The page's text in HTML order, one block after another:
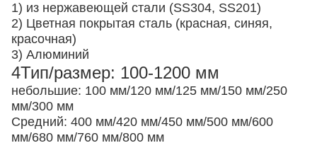
1) из нержавеющей стали (SS304, SS201)
2) Цветная покрытая сталь (красная, синяя,
красочная)
3) Алюминий
4Тип/размер: 100-1200 мм
небольшие: 100 мм/120 мм/125 мм/150 мм/250
мм/300 мм
Средний: 400 мм/420 мм/450 мм/500 мм/600
мм/680 мм/760 мм/800 мм